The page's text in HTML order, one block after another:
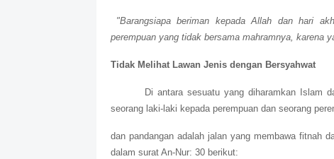
"Barangsiapa beriman kepada Allah dan hari
perempuan yang tidak bersama mahramnya, karena
Tidak Melihat Lawan Jenis dengan Bersyahwat
Di antara sesuatu yang diharamkan Islam
seorang laki-laki kepada perempuan dan seorang
dan pandangan adalah jalan yang membawa fitnah
dalam surat An-Nur: 30 berikut: